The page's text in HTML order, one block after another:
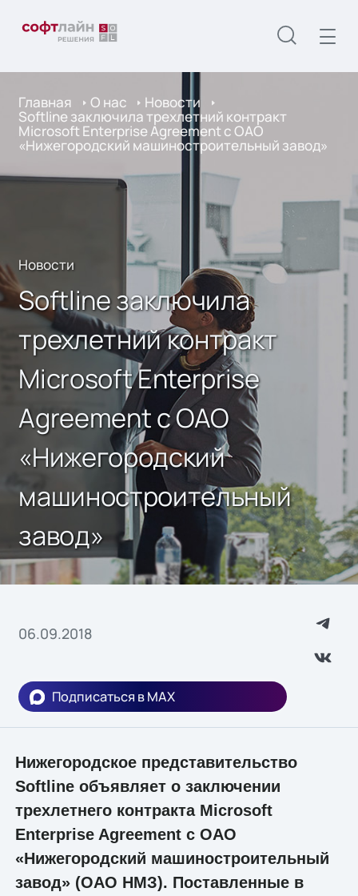
Главная О нас Новости
Softline заключила трехлетний контракт
Microsoft Enterprise Agreement с ОАО
«Нижегородский машиностроительный завод»
Новости
Softline заключила
трехлетний контракт
Microsoft Enterprise
Agreement с ОАО
«Нижегородский
машиностроительный
завод»
06.09.2018
Подписаться в MAX
Нижегородское представительство
Softline объявляет о заключении
трехлетнего контракта Microsoft
Enterprise Agreement с ОАО
«Нижегородский машиностроительный
завод» (ОАО НМЗ). Поставленные в